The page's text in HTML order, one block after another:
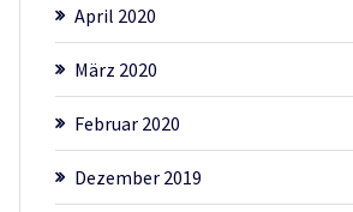
April 2020
März 2020
Februar 2020
Dezember 2019